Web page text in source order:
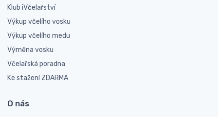
Klub iVčelařství
Výkup včelího vosku
Výkup včelího medu
Výměna vosku
Včelařská poradna
Ke stažení ZDARMA
O nás